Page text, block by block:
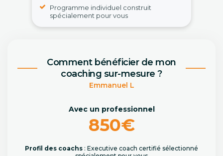
Programme individuel construit
spécialement pour vous
Comment bénéficier de mon
coaching sur-mesure ?
Emmanuel L
Avec un professionnel
850€
Profil des coachs : Executive coach certifié sélectionné